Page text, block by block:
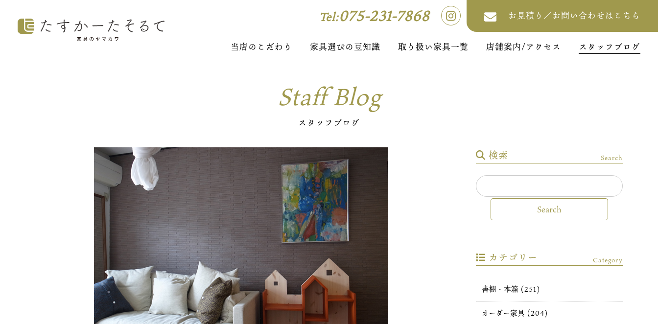
Tel:075-231-7868 お見積り／お問い合わせはこちら
当店のこだわり 家具選びの豆知識 取り扱い家具一覧 店舗案内/アクセス スタッフブログ
Staff Blog
スタッフブログ
検索 Search
カテゴリー Category
書棚・本箱 (251)
オーダー家具 (204)